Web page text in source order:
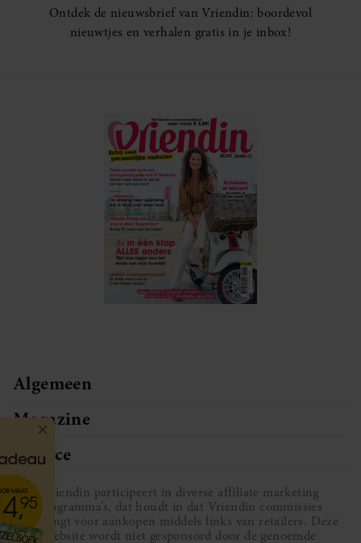
Ontdek de nieuwsbrief van Vriendin: boordevol
nieuwtjes en verhalen gratis in je inbox!
Algemeen
Magazine
Service
Vriendin participeert in diverse affiliate marketing
programma’s, dat houdt in dat Vriendin commissies
ontvangt voor aankopen middels links van retailers. Deze
website wordt niet gesponsord door de genoemde